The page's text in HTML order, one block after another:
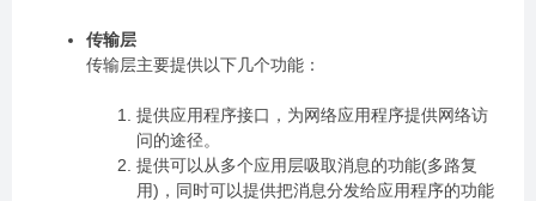
传输层
传输层主要提供以下几个功能：
提供应用程序接口，为网络应用程序提供网络访
问的途径。
提供可以从多个应用层吸取消息的功能(多路复
用)，同时可以提供把消息分发给应用程序的功能